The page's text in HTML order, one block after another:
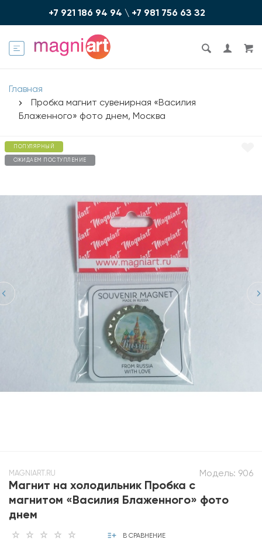
+7 921 186 94 94 \ +7 981 756 6З З2
Главная
Пробка магнит сувенирная «Василия
Блаженного» фото днем, Москва
ПОПУЛЯРНЫЙ
ОЖИДАЕМ ПОСТУПЛЕНИЕ
Модель: 906
MAGNIART.RU
Магнит на холодильник Пробка с
магнитом «Василия Блаженного» фото
днем
В СРАВНЕНИЕ